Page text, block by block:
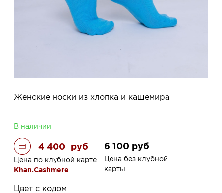
Женские носки из хлопка и кашемира
В наличии
4 400 руб
Цена по клубной карте
Khan.Cashmere
6 100 руб
Цена без клубной
карты
Цвет с кодом